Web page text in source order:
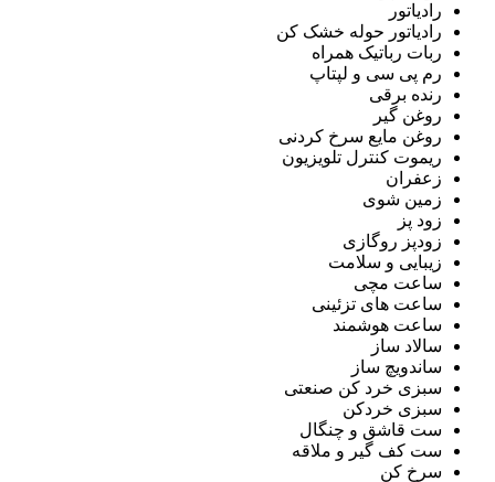
رادیاتور
رادیاتور حوله خشک کن
ربات رباتیک همراه
رم پی سی و لپتاپ
رنده برقی
روغن گیر
روغن مایع سرخ کردنی
ریموت کنترل تلویزیون
زعفران
زمین شوی
زود پز
زودپز روگازی
زیبایی و سلامت
ساعت مچی
ساعت های تزئینی
ساعت هوشمند
سالاد ساز
ساندویچ ساز
سبزی خرد کن صنعتی
سبزی خردکن
ست قاشق و چنگال
ست کف گیر و ملاقه
سرخ کن